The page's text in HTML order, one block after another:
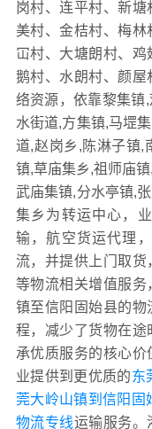
岗村、连平村、新
美村、金桔村、梅
冚村、大塘朗村、
鹅村、水朗村、颜屋
络资源，依靠黎集镇
水街道,方集镇,马堽
道,赵岗乡,陈淋子镇,
镇,草庙集乡,祖师庙
武庙集镇,分水亭镇,
集乡为转运中心，
输，航空货运代理
流，并提供上门取
等物流相关增值服
镇至信阳固始县的
程，减少了货物在
承优质服务的核心
业提供到更优质的东
莞大岭山镇到信阳固
物流专线运输服务。